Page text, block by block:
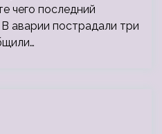
чего последний
аварии пострадали три